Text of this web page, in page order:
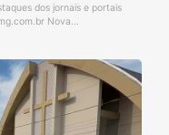
dos jornais e portais
Nova...